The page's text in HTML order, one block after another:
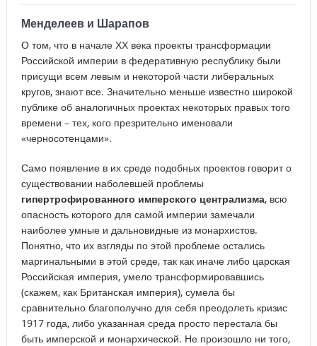
Менделеев и Шарапов
О том, что в начале ХХ века проекты трансформации
Российской империи в федеративную республику были
присущи всем левым и некоторой части либеральных
кругов, знают все. Значительно меньше известно широкой
публике об аналогичных проектах некоторых правых того
времени – тех, кого презрительно именовали
«черносотенцами».
Само появление в их среде подобных проектов говорит о
существовании наболевшей проблемы
гипертрофированного имперского централизма, всю
опасность которого для самой империи замечали
наиболее умные и дальновидные из монархистов.
Понятно, что их взгляды по этой проблеме остались
маргинальными в этой среде, так как иначе либо царская
Российская империя, умело трансформировавшись
(скажем, как Британская империя), сумела бы
сравнительно благополучно для себя преодолеть кризис
1917 года, либо указанная среда просто перестала бы
быть имперской и монархической. Не произошло ни того,